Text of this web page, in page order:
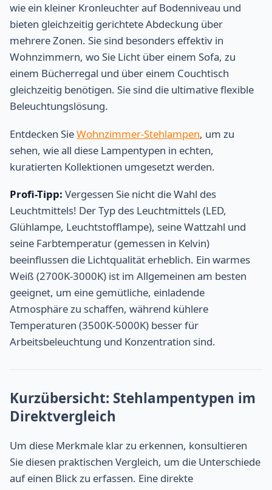
wie ein kleiner Kronleuchter auf Bodenniveau und
bieten gleichzeitig gerichtete Abdeckung über
mehrere Zonen. Sie sind besonders effektiv in
Wohnzimmern, wo Sie Licht über einem Sofa, zu
einem Bücherregal und über einem Couchtisch
gleichzeitig benötigen. Sie sind die ultimative flexible
Beleuchtungslösung.
Entdecken SieWohnzimmer-Stehlampen, um zu
sehen, wie all diese Lampentypen in echten,
kuratierten Kollektionen umgesetzt werden.
Profi-Tipp: Vergessen Sie nicht die Wahl des
Leuchtmittels! Der Typ des Leuchtmittels (LED,
Glühlampe, Leuchtstofflampe), seine Wattzahl und
seine Farbtemperatur (gemessen in Kelvin)
beeinflussen die Lichtqualität erheblich. Ein warmes
Weiß (2700K-3000K) ist im Allgemeinen am besten
geeignet, um eine gemütliche, einladende
Atmosphäre zu schaffen, während kühlere
Temperaturen (3500K-5000K) besser für
Arbeitsbeleuchtung und Konzentration sind.
Kurzübersicht: Stehlampentypen im
Direktvergleich
Um diese Merkmale klar zu erkennen, konsultieren
Sie diesen praktischen Vergleich, um die Unterschiede
auf einen Blick zu erfassen. Eine direkte